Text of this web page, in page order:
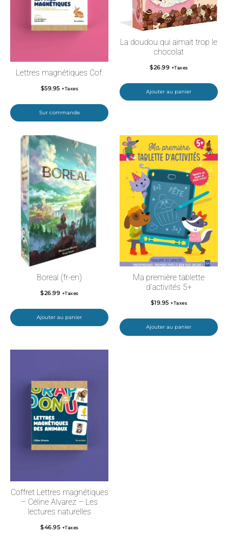
Lettres magnétiques Cof.
$59.95 +Taxes
Sur commande
La doudou qui aimait trop le
chocolat
$26.99 +Taxes
Ajouter au panier
Boreal (fr-en)
$26.99 +Taxes
Ajouter au panier
Ma première tablette
d’activités 5+
$19.95 +Taxes
Ajouter au panier
Coffret Lettres magnétiques
– Céline Alvarez – Les
lectures naturelles
$46.95 +Taxes